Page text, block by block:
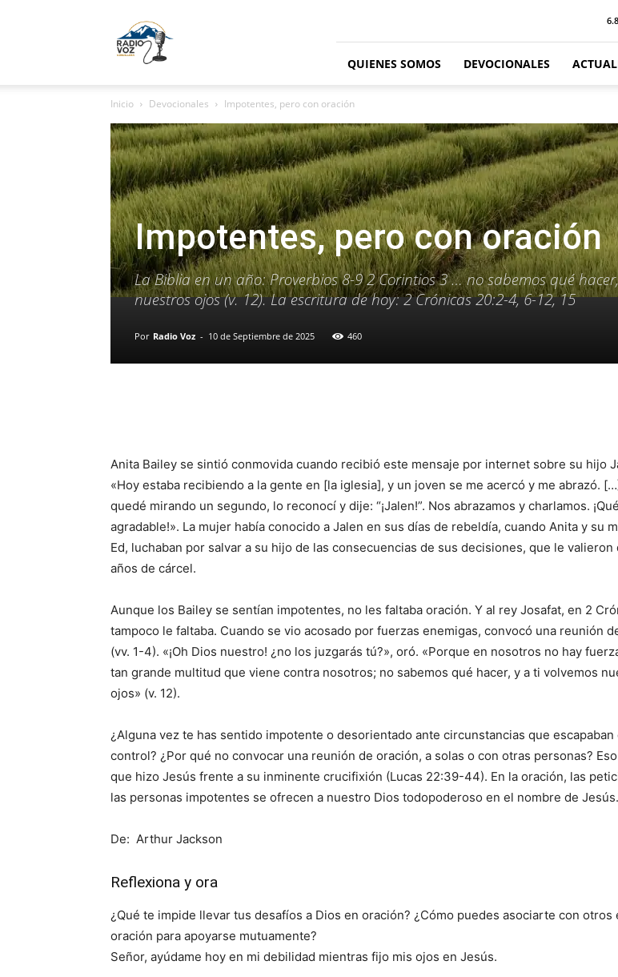
Voz
Cordillera
6.8
QUIENES SOMOS DEVOCIONALES
Inicio Devocionales Impotentes, pero con oración
Impotentes, pero con oración
La Biblia en un año: Proverbios 8-9 2 Corintios 3 … no sabemos qué
nuestros ojos (v. 12). La escritura de hoy: 2 Crónicas 20:2-4, 6-12, 15
Por Radio Voz - 10 de Septiembre de 2025 460
Anita Bailey se sintió conmovida cuando recibió este mensaje por internet sobre su hijo
«Hoy estaba recibiendo a la gente en [la iglesia], y un joven se me acercó y me abrazó.
quedé mirando un segundo, lo reconocí y dije: “¡Jalen!”. Nos abrazamos y charlamos.
agradable!». La mujer había conocido a Jalen en sus días de rebeldía, cuando Anita y su
Ed, luchaban por salvar a su hijo de las consecuencias de sus decisiones, que le valieron
años de cárcel.
Aunque los Bailey se sentían impotentes, no les faltaba oración. Y al rey Josafat, en 2
tampoco le faltaba. Cuando se vio acosado por fuerzas enemigas, convocó una reunión
(vv. 1-4). «¡Oh Dios nuestro! ¿no los juzgarás tú?», oró. «Porque en nosotros no hay
tan grande multitud que viene contra nosotros; no sabemos qué hacer, y a ti volvemos
ojos» (v. 12).
¿Alguna vez te has sentido impotente o desorientado ante circunstancias que escapaban
control? ¿Por qué no convocar una reunión de oración, a solas o con otras personas?
que hizo Jesús frente a su inminente crucifixión (Lucas 22:39-44). En la oración, las
las personas impotentes se ofrecen a nuestro Dios todopoderoso en el nombre de Jesús.
De: Arthur Jackson
Reflexiona y ora
¿Qué te impide llevar tus desafíos a Dios en oración? ¿Cómo puedes asociarte con otros
oración para apoyarse mutuamente?
Señor, ayúdame hoy en mi debilidad mientras fijo mis ojos en Jesús.